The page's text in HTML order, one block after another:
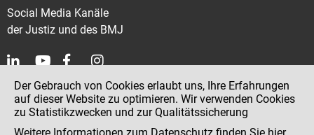
Social Media Kanäle
der Justiz und des BMJ
Kontakt
Impressum
Der Gebrauch von Cookies erlaubt uns, Ihre Erfahrungen
auf dieser Website zu optimieren. Wir verwenden Cookies
zu Statistikzwecken und zur Qualitätssicherung